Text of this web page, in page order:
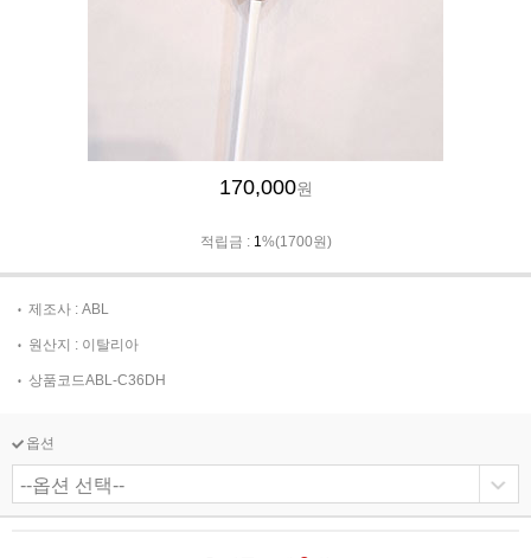
170,000원
적립금 : 1%(1700원)
제조사 : ABL
원산지 : 이탈리아
상품코드ABL-C36DH
옵션